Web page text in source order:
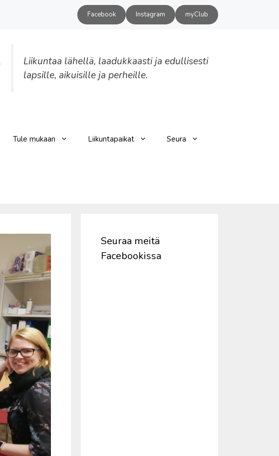
Facebook Instagram myClub
Liikuntaa lähellä, laadukkaasti ja edullisesti
lapsille, aikuisille ja perheille.
Tule mukaan Liikuntapaikat Seura
Seuraa meitä
Facebookissa